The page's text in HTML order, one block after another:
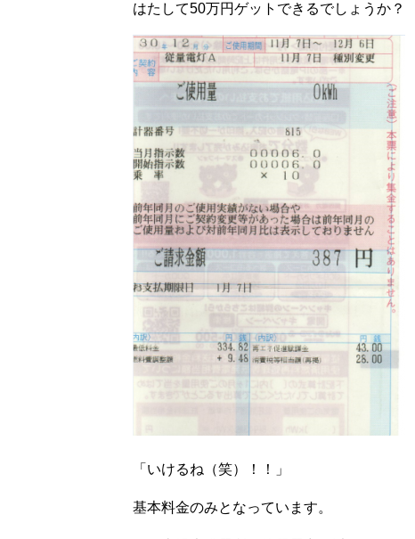
はたして50万円ゲットできるでしょうか？
「いけるね（笑）！！」
基本料金のみとなっています。